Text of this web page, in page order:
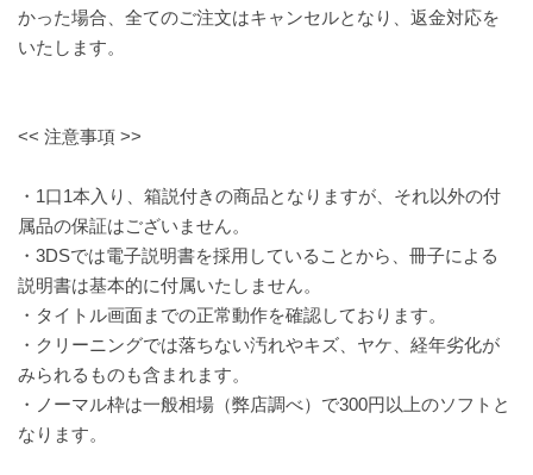
かった場合、全てのご注文はキャンセルとなり、返金対応を
いたします。
<< 注意事項 >>
・1口1本入り、箱説付きの商品となりますが、それ以外の付
属品の保証はございません。
・3DSでは電子説明書を採用していることから、冊子による
説明書は基本的に付属いたしません。
・タイトル画面までの正常動作を確認しております。
・クリーニングでは落ちない汚れやキズ、ヤケ、経年劣化が
みられるものも含まれます。
・ノーマル枠は一般相場（弊店調べ）で300円以上のソフトと
なります。